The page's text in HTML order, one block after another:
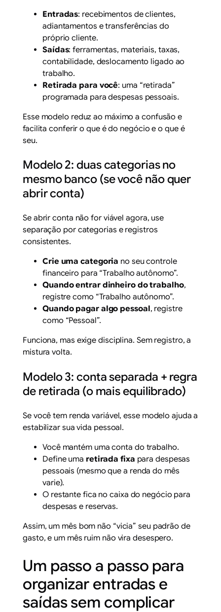
Entradas: recebimentos de clientes,
adiantamentos e transferências do
próprio cliente.
Saídas: ferramentas, materiais, taxas,
contabilidade, deslocamento ligado ao
trabalho.
Retirada para você: uma “retirada”
programada para despesas pessoais.
Esse modelo reduz ao máximo a confusão e
facilita conferir o que é do negócio e o que é
seu.
Modelo 2: duas categorias no
mesmo banco (se você não quer
abrir conta)
Se abrir conta não for viável agora, use
separação por categorias e registros
consistentes.
Crie uma categoria no seu controle
financeiro para “Trabalho autônomo”.
Quando entrar dinheiro do trabalho,
registre como “Trabalho autônomo”.
Quando pagar algo pessoal, registre
como “Pessoal”.
Funciona, mas exige disciplina. Sem registro, a
mistura volta.
Modelo 3: conta separada + regra
de retirada (o mais equilibrado)
Se você tem renda variável, esse modelo ajuda a
estabilizar sua vida pessoal.
Você mantém uma conta do trabalho.
Define uma retirada fixa para despesas
pessoais (mesmo que a renda do mês
varie).
O restante fica no caixa do negócio para
despesas e reservas.
Assim, um mês bom não “vicia” seu padrão de
gasto, e um mês ruim não vira desespero.
Um passo a passo para
organizar entradas e
saídas sem complicar